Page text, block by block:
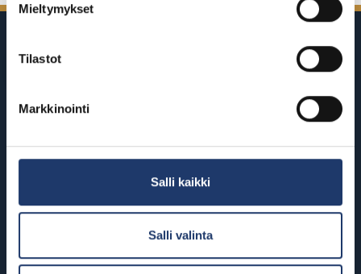
Mieltymykset
Tilastot
Markkinointi
Salli kaikki
Salli valinta
ympäri Suomea
Helsinki
Riihimäki
BioRex Riihimäki
Rovaniemi